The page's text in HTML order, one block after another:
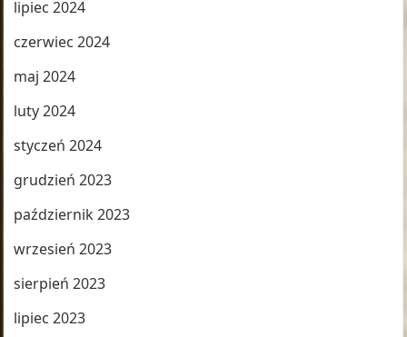
lipiec 2024
czerwiec 2024
maj 2024
luty 2024
styczeń 2024
grudzień 2023
październik 2023
wrzesień 2023
sierpień 2023
lipiec 2023